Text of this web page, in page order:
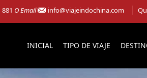
O Email info@viajeindochina.com
INICIAL TIPO DE VIAJE